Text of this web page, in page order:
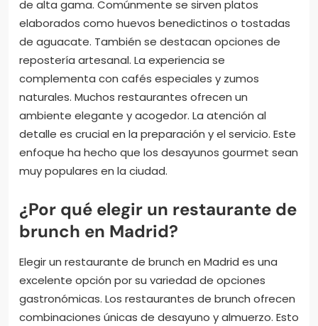
de alta gama. Comúnmente se sirven platos
elaborados como huevos benedictinos o tostadas
de aguacate. También se destacan opciones de
repostería artesanal. La experiencia se
complementa con cafés especiales y zumos
naturales. Muchos restaurantes ofrecen un
ambiente elegante y acogedor. La atención al
detalle es crucial en la preparación y el servicio. Este
enfoque ha hecho que los desayunos gourmet sean
muy populares en la ciudad.
¿Por qué elegir un restaurante de
brunch en Madrid?
Elegir un restaurante de brunch en Madrid es una
excelente opción por su variedad de opciones
gastronómicas. Los restaurantes de brunch ofrecen
combinaciones únicas de desayuno y almuerzo. Esto